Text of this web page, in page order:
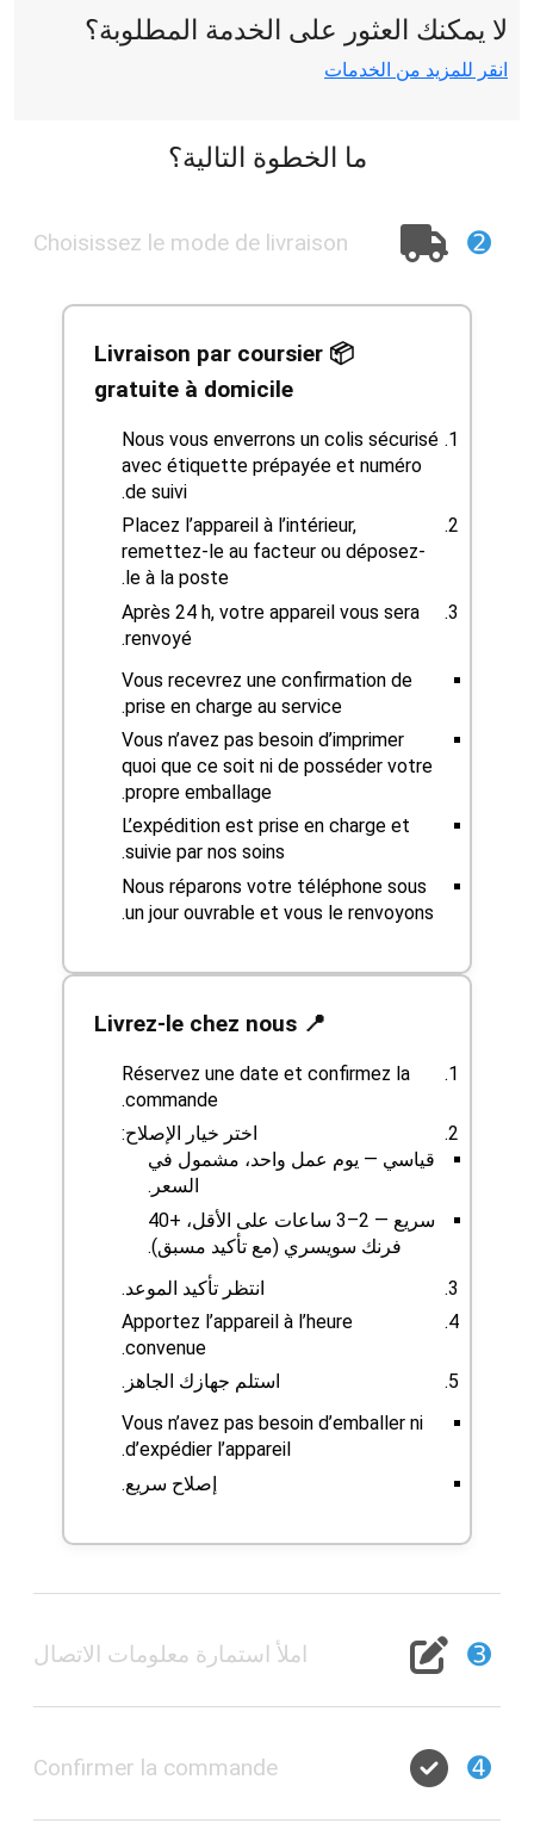
لا يمكنك العثور على الخدمة المطلوبة؟
انقر للمزيد من الخدمات
ما الخطوة التالية؟
➋
Choisissez le mode de livraison
📦 Livraison par coursier
gratuite à domicile
Nous vous enverrons un colis sécurisé
avec étiquette prépayée et numéro
de suivi.
Placez l’appareil à l’intérieur,
remettez-le au facteur ou déposez-
le à la poste.
Après 24 h, votre appareil vous sera
renvoyé.
Vous recevrez une confirmation de
prise en charge au service.
Vous n’avez pas besoin d’imprimer
quoi que ce soit ni de posséder votre
propre emballage.
L’expédition est prise en charge et
suivie par nos soins.
Nous réparons votre téléphone sous
un jour ouvrable et vous le renvoyons.
📍 Livrez-le chez nous
Réservez une date et confirmez la
commande.
اختر خيار الإصلاح:
قياسي — يوم عمل واحد، مشمول في
السعر.
سريع — 2–3 ساعات على الأقل، +40
فرنك سويسري (مع تأكيد مسبق).
انتظر تأكيد الموعد.
Apportez l’appareil à l’heure
convenue.
استلم جهازك الجاهز.
Vous n’avez pas besoin d’emballer ni
d’expédier l’appareil.
إصلاح سريع.
➌ املأ استمارة معلومات الاتصال
➍
Confirmer la commande